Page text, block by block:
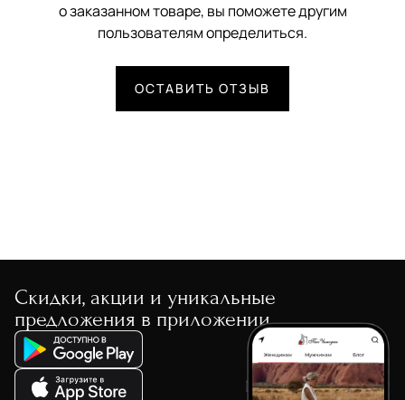
о заказанном товаре, вы поможете другим
пользователям определиться.
ОСТАВИТЬ ОТЗЫВ
Скидки, акции и уникальные
предложения в приложении